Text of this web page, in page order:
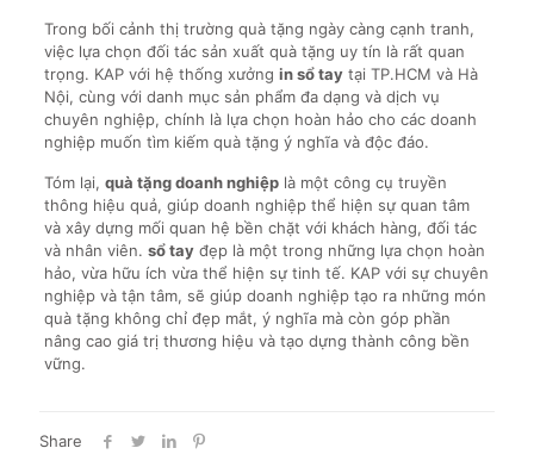
Trong bối cảnh thị trường quà tặng ngày càng cạnh tranh,
việc lựa chọn đối tác sản xuất quà tặng uy tín là rất quan
trọng. KAP với hệ thống xưởng in sổ taytại TP.HCM và Hà
Nội, cùng với danh mục sản phẩm đa dạng và dịch vụ
chuyên nghiệp, chính là lựa chọn hoàn hảo cho các doanh
nghiệp muốn tìm kiếm quà tặng ý nghĩa và độc đáo.
Tóm lại, quà tặng doanh nghiệplà một công cụ truyền
thông hiệu quả, giúp doanh nghiệp thể hiện sự quan tâm
và xây dựng mối quan hệ bền chặt với khách hàng, đối tác
và nhân viên. sổ tayđẹp là một trong những lựa chọn hoàn
hảo, vừa hữu ích vừa thể hiện sự tinh tế. KAP với sự chuyên
nghiệp và tận tâm, sẽ giúp doanh nghiệp tạo ra những món
quà tặng không chỉ đẹp mắt, ý nghĩa mà còn góp phần
nâng cao giá trị thương hiệu và tạo dựng thành công bền
vững.
Share